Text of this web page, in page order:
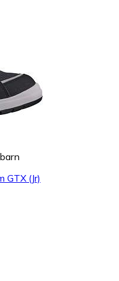
GTX (Jr)